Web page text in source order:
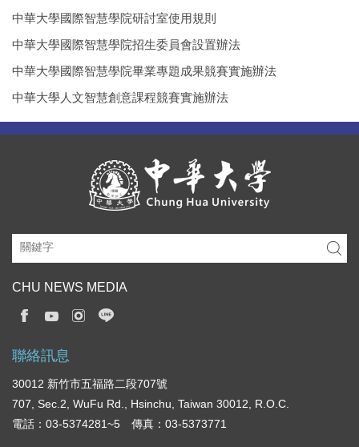
中華大學國際智慧學院研討室使用規則
中華大學國際智慧學院招生委員會設置辦法
中華大學國際智慧學院畢業專題成果競賽實施辦法
中華大學人文智慧創意課程競賽實施辦法
CHU NEWS MEDIA
聯絡訊息
30012 新竹市五福路二段707號
707, Sec.2, WuFu Rd., Hsinchu, Taiwan 30012, R.O.C.
電話：03-5374281~5 傳真：03-5373771